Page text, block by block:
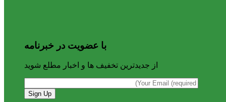
با عضویت در خبرنامه
از جدیدترین تخفیف ها و اخبار مطلع شوید